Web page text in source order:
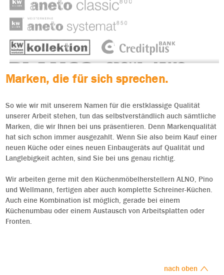
Marken, die für sich sprechen.
So wie wir mit unserem Namen für die erstklassige Qualität
unserer Arbeit stehen, tun das selbstverständlich auch sämtliche
Marken, die wir Ihnen bei uns präsentieren. Denn Markenqualität
hat sich schon immer ausgezahlt. Wenn Sie also beim Kauf einer
neuen Küche oder eines neuen Einbaugeräts auf Qualität und
Langlebigkeit achten, sind Sie bei uns genau richtig.
Wir arbeiten gerne mit den Küchenmöbelherstellern ALNO, Pino
und Wellmann, fertigen aber auch komplette Schreiner-Küchen.
Auch eine Kombination ist möglich, gerade bei einem
Küchenumbau oder einem Austausch von Arbeitsplatten oder
Fronten.
nach oben